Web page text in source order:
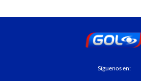
Síguenos en: